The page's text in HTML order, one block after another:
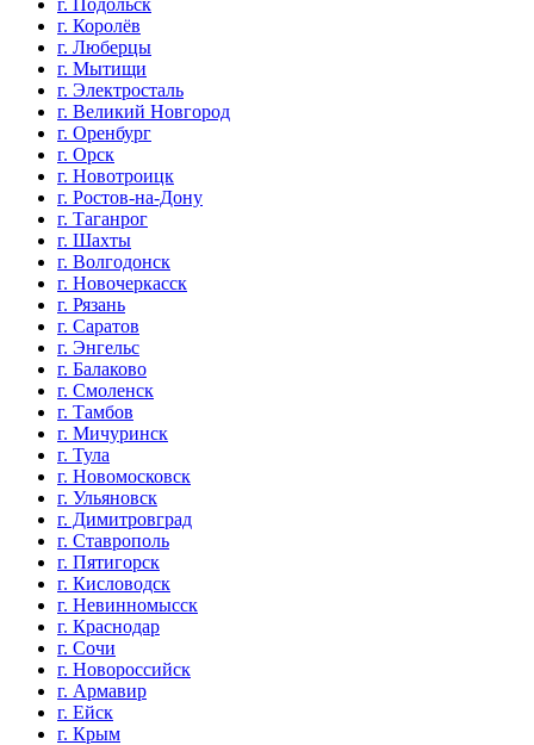
г. Подольск
г. Королёв
г. Люберцы
г. Мытищи
г. Электросталь
г. Великий Новгород
г. Оренбург
г. Орск
г. Новотроицк
г. Ростов-на-Дону
г. Таганрог
г. Шахты
г. Волгодонск
г. Новочеркасск
г. Рязань
г. Саратов
г. Энгельс
г. Балаково
г. Смоленск
г. Тамбов
г. Мичуринск
г. Тула
г. Новомосковск
г. Ульяновск
г. Димитровград
г. Ставрополь
г. Пятигорск
г. Кисловодск
г. Невинномысск
г. Краснодар
г. Сочи
г. Новороссийск
г. Армавир
г. Ейск
г. Крым